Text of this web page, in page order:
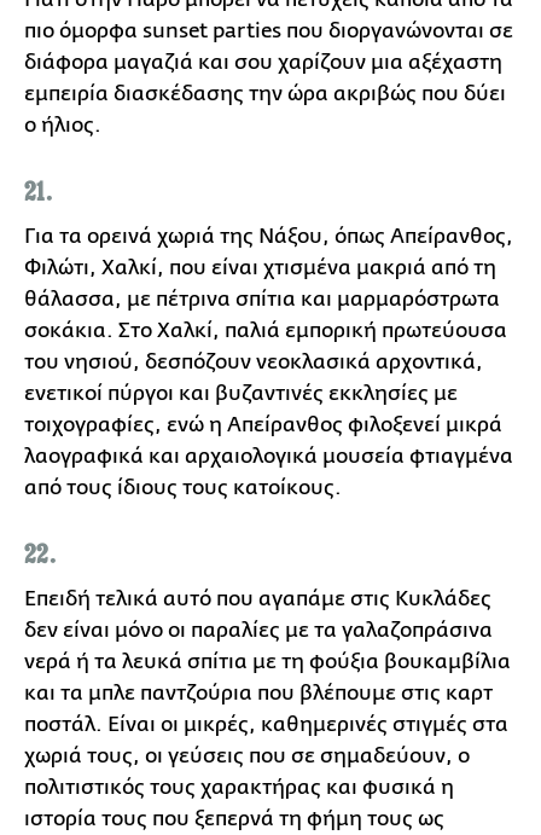
πιο όμορφα sunset parties που διοργανώνονται σε
διάφορα μαγαζιά και σου χαρίζουν μια αξέχαστη
εμπειρία διασκέδασης την ώρα ακριβώς που δύει
ο ήλιος.
21.
Για τα ορεινά χωριά της Νάξου, όπως Απείρανθος,
Φιλώτι, Χαλκί, που είναι χτισμένα μακριά από τη
θάλασσα, με πέτρινα σπίτια και μαρμαρόστρωτα
σοκάκια. Στο Χαλκί, παλιά εμπορική πρωτεύουσα
του νησιού, δεσπόζουν νεοκλασικά αρχοντικά,
ενετικοί πύργοι και βυζαντινές εκκλησίες με
τοιχογραφίες, ενώ η Απείρανθος φιλοξενεί μικρά
λαογραφικά και αρχαιολογικά μουσεία φτιαγμένα
από τους ίδιους τους κατοίκους.
22.
Επειδή τελικά αυτό που αγαπάμε στις Κυκλάδες
δεν είναι μόνο οι παραλίες με τα γαλαζοπράσινα
νερά ή τα λευκά σπίτια με τη φούξια βουκαμβίλια
και τα μπλε παντζούρια που βλέπουμε στις καρτ
ποστάλ. Είναι οι μικρές, καθημερινές στιγμές στα
χωριά τους, οι γεύσεις που σε σημαδεύουν, ο
πολιτιστικός τους χαρακτήρας και φυσικά η
ιστορία τους που ξεπερνά τη φήμη τους ως